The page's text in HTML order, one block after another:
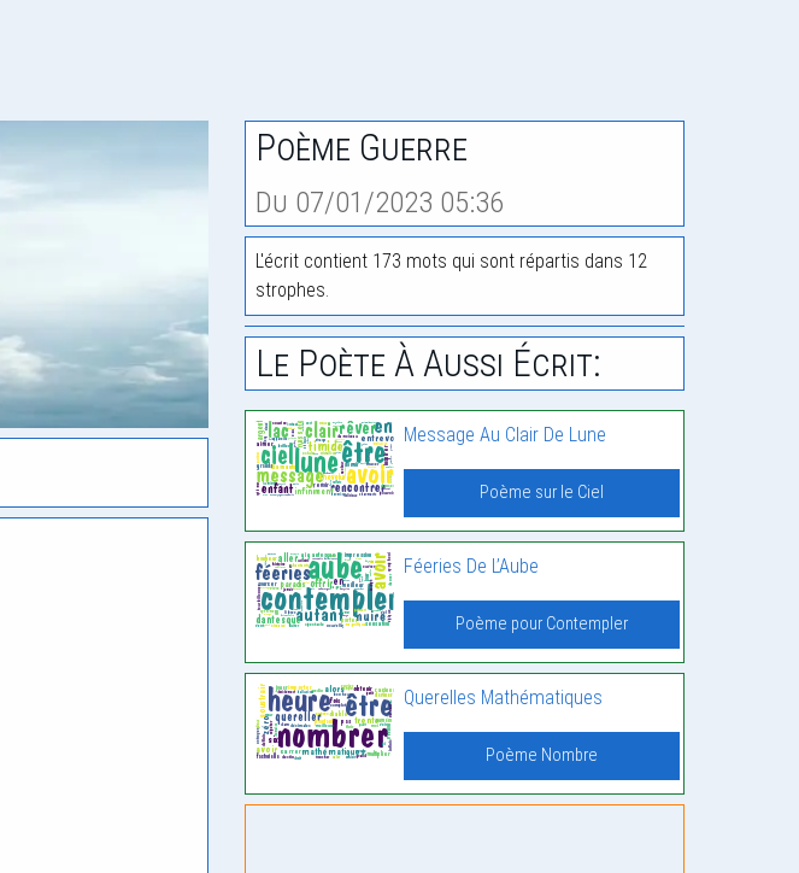
Poème Guerre
Du 07/01/2023 05:36
L'écrit contient 173 mots qui sont répartis dans 12
strophes.
Le Poète À Aussi Écrit:
Message Au Clair De Lune
Poème sur le Ciel
Féeries De L’Aube
Poème pour Contempler
Querelles Mathématiques
Poème Nombre